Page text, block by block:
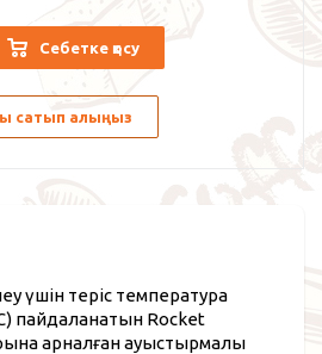
Себетке қосу
сатып алыңыз
үшін теріс температура
пайдаланатын Rocket
арналған ауыстырмалы